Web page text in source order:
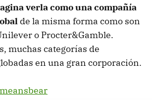
verla como una compañía
de la misma forma como son
o Procter&Gamble.
muchas categorías de
en una gran corporación.